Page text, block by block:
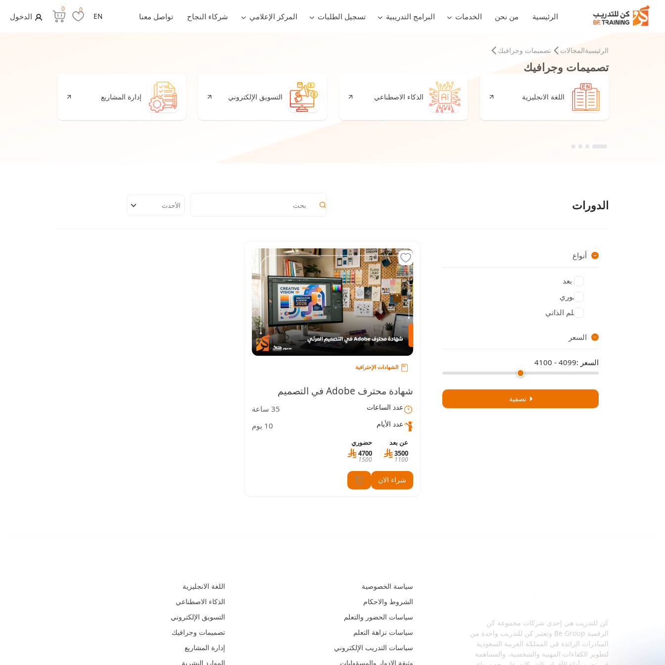
الرئيسية من نحن الخدمات البرامج التدريبية تسجيل الطلبات المركز الإعلامي شركاء النجاح تواصل معنا EN
0
0
الدخول
الرئيسيةالمجالات تصميمات وجرافيك
تصميمات وجرافيك
اللغة الانجليزية الذكاء الاصطناعي التسويق الإلكتروني إدارة المشاريع
الدورات الأحدث
أنواع
عن بعد
حضوري
التعلم الذاتي
السعر
السعر :4099 - 4100
تصفية
الشهادات الإحترافية
شهادة محترف Adobe في التصميم
المرئي
عدد الساعات 35 ساعة
عدد الأيام 10 يوم
عن بعد
3500
1100
حضوري
4700
1500
شراء الان
كن للتدريب هي إحدى شركات مجموعة كن
الرقمية Be Group وتعتبر كن للتدريب واحدة من
المبادرات الرائدة في المملكة العربية السعودية
لتطوير الكفاءات المهنية والشخصية، والمساهمة
سياسة الخصوصية
الشروط والاحكام
سياسات الحضور والتعلم
سياسات نزاهة التعلم
سياسات التدريب الإلكتروني
وثيقة الادوار والمسؤوليات
اللغة الانجليزية
الذكاء الاصطناعي
التسويق الإلكتروني
تصميمات وجرافيك
إدارة المشاريع
الموارد البشرية